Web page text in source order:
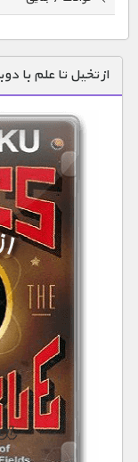
دنیای خوراکی ها
زمین شناسی /
سازه/ معماری/
سرگرمی
شناخت کودکان
علم و فناوری
فرهنگ / هنر
کیهان / نجوم
گردشگری
ماورایی
مسابقات / ورزشی
مستند های
از تخیل تا علم با